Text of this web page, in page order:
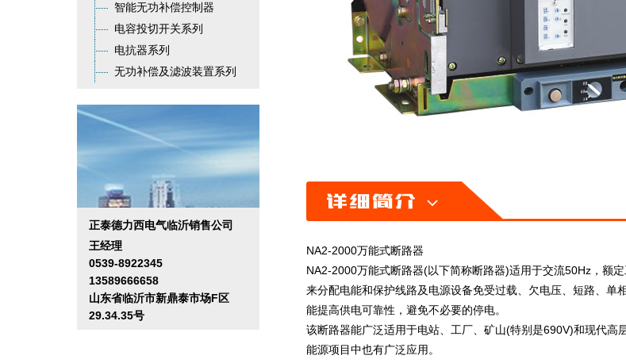
智能无功补偿控制器
电容投切开关系列
电抗器系列
无功补偿及滤波装置系列
正泰德力西电气临沂销售公司
王经理
0539-8922345
13589666658
山东省临沂市新鼎泰市场F区
29.34.35号
NA2-2000万能式断路器
NA2-2000万能式断路器(以下简称断路器)适用于交流50Hz，额
来分配电能和保护线路及电源设备免受过载、欠电压、短路、单
能提高供电可靠性，避免不必要的停电。
该断路器能广泛适用于电站、工厂、矿山(特别是690V)和现代
能源项目中也有广泛应用。